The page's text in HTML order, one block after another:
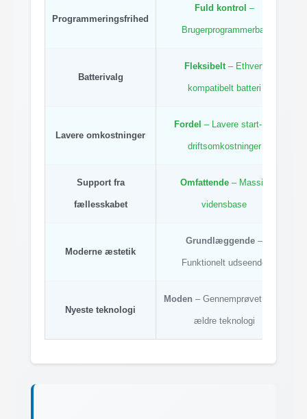
Programmeringsfrihed
Fuld kontrol –
Brugerprogrammerbar
Batterivalg
Fleksibelt– Ethvert
kompatibelt batteri
Lavere omkostninger
Fordel – Lavere start- og
driftsomkostninger
Support fra
fællesskabet
Omfattende – Massiv
vidensbase
Moderne æstetik
Grundlæggende –
Funktionelt udseende
Nyeste teknologi
Moden – Gennemprøvet, men
ældre teknologi